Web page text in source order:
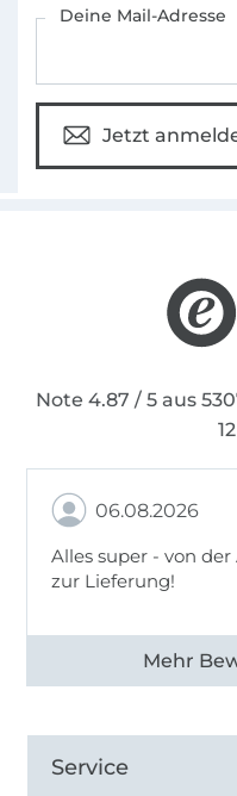
Deine Mail-Adresse
Jetzt
Note 4.87 / 5 aus
06.08.2026
Alles super - von
zur Lieferung!
Alle 82968
Service